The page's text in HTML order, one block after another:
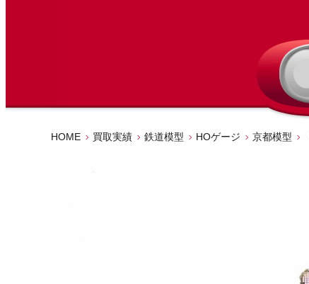
HOME 買取実績 鉄道模型 HOゲージ 京都模型